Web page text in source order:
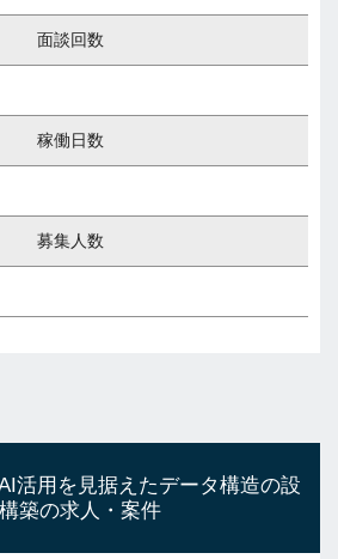
面談回数
稼働日数
募集人数
活用を見据えたデータ構造の設
築の求人・案件